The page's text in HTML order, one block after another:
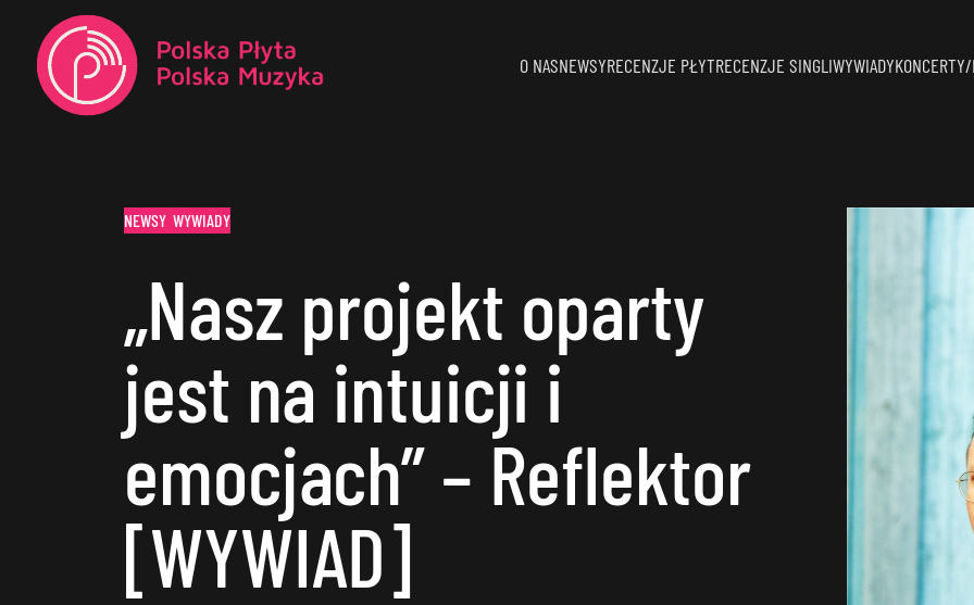
O NASNEWSYRECENZJE PŁYTRECENZJE SINGLIWYWIADY
NEWSY WYWIADY
„Nasz projekt oparty
jest na intuicji i
emocjach” – Reflektor
[WYWIAD]